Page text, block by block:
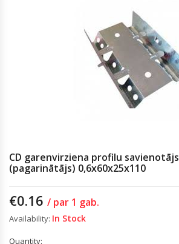
CD garenvirziena profilu savienotājs
(pagarinātājs) 0,6x60x25x110
€0.16 / par 1 gab.
Availability: In Stock
Quantity: